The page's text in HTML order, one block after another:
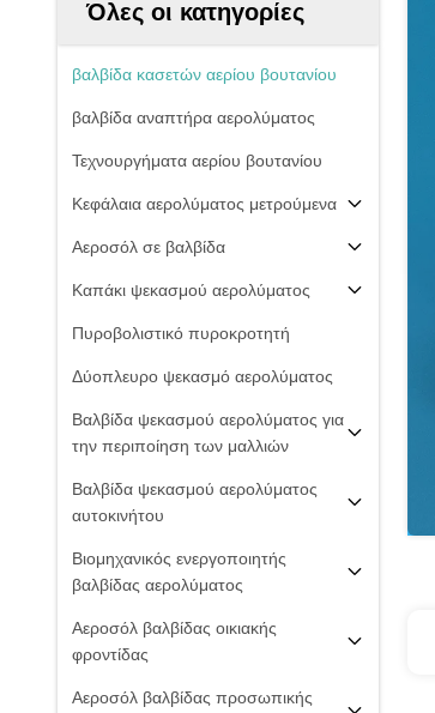
Όλες οι κατηγορίες
βαλβίδα κασετών αερίου βουτανίου
βαλβίδα αναπτήρα αερολύματος
Τεχνουργήματα αερίου βουτανίου
Κεφάλαια αερολύματος μετρούμενα
Αεροσόλ σε βαλβίδα
Καπάκι ψεκασμού αερολύματος
Πυροβολιστικό πυροκροτητή
Δύοπλευρο ψεκασμό αερολύματος
Βαλβίδα ψεκασμού αερολύματος για
την περιποίηση των μαλλιών
Βαλβίδα ψεκασμού αερολύματος
αυτοκινήτου
Βιομηχανικός ενεργοποιητής
βαλβίδας αερολύματος
Αεροσόλ βαλβίδας οικιακής
φροντίδας
Αεροσόλ βαλβίδας προσωπικής